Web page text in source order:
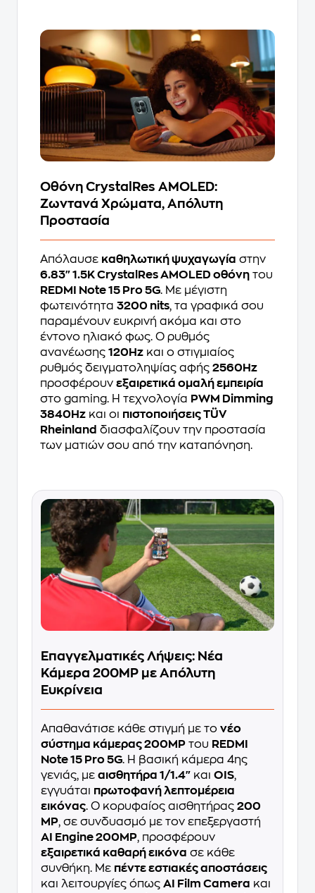
Οθόνη CrystalRes AMOLED:
Ζωντανά Χρώματα, Απόλυτη
Προστασία
Απόλαυσε καθηλωτική ψυχαγωγία στην
6.83" 1.5K CrystalRes AMOLED οθόνη του
REDMI Note 15 Pro 5G. Με μέγιστη
φωτεινότητα 3200 nits, τα γραφικά σου
παραμένουν ευκρινή ακόμα και στο
έντονο ηλιακό φως. Ο ρυθμός
ανανέωσης 120Hz και ο στιγμιαίος
ρυθμός δειγματοληψίας αφής 2560Hz
προσφέρουν εξαιρετικά ομαλή εμπειρία
στο gaming. Η τεχνολογία PWM Dimming
3840Hz και οι πιστοποιήσεις TÜV
Rheinland διασφαλίζουν την προστασία
των ματιών σου από την καταπόνηση.
Επαγγελματικές Λήψεις: Νέα
Κάμερα 200MP με Απόλυτη
Ευκρίνεια
Απαθανάτισε κάθε στιγμή με το νέο
σύστημα κάμερας 200MP του REDMI
Note 15 Pro 5G. Η βασική κάμερα 4ης
γενιάς, με αισθητήρα 1/1.4" και OIS,
εγγυάται πρωτοφανή λεπτομέρεια
εικόνας. Ο κορυφαίος αισθητήρας 200
MP, σε συνδυασμό με τον επεξεργαστή
AI Engine 200MP, προσφέρουν
εξαιρετικά καθαρή εικόνα σε κάθε
συνθήκη. Με πέντε εστιακές αποστάσεις
και λειτουργίες όπως AI Film Camera και